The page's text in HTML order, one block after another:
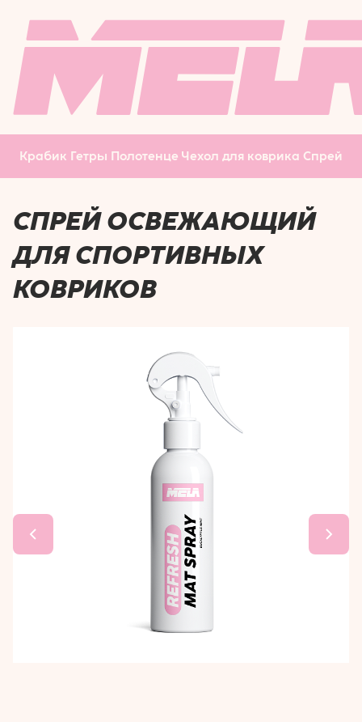
ФИТНЕСА
МАССАЖНЫЙ
РОЛИК
БОДИБАР
КОВРИКА
Крабик Гетры Полотенце Чехол для коврика Спрей
СПРЕЙ ОСВЕЖАЮЩИЙ
ДЛЯ СПОРТИВНЫХ
КОВРИКОВ